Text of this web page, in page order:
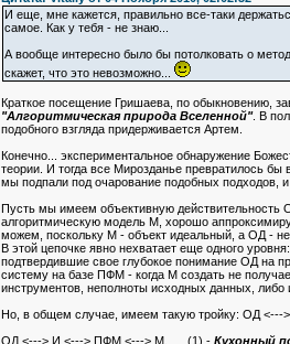
И еще, мне кажется, правильно все-таки
самое. Как у тебя - не знаю...
А вообще интересно было бы потолковать о
скажет, что это невозможно...
Краткое посещение Гришаева, по обыкновению,
"Алгоритмическая природа Вселенной". В
подобного взгляда придерживается Артем.
Конечно... экспериментальное обнаружение
теории. И тогда все Мирозданье превратилось
мы подпали под очарование подобных подходов,
Пусть мы имеем объективную
алгоритмическую модель М, хорошо
можем, поскольку М - объект идеальный, а ОД -
В этой цепочке явно нехватает еще одного
подтвердившие свое глубокое понимание ОД на
систему на базе ПФМ - когда М создать не
инструментов, неполноты исходных данных,
Но, в общем случае, имеем такую тройку: ОД <---
ОД <---> И <---> ПФМ <---> М. (1) - Кухонный